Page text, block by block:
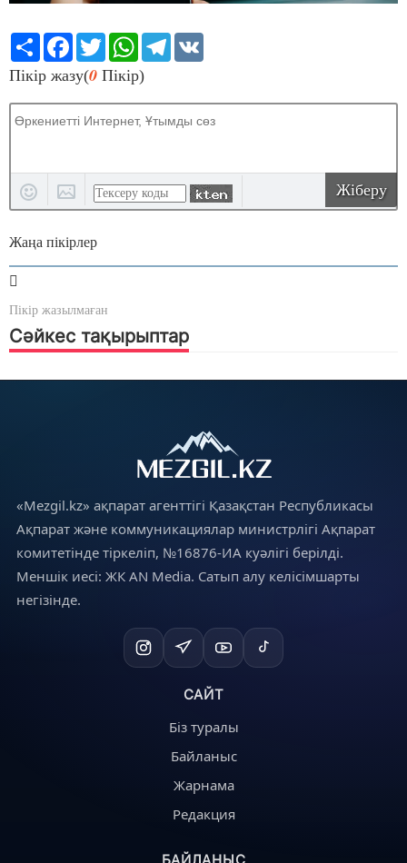
Share Facebook
TwitterWhatsApp
Telegram
Пікір жазу(0 Пікір)
Жіберу
Жаңа пікірлер
Пікір жазылмаған
Сәйкес тақырыптар
«Mezgil.kz» ақпарат агенттігі Қазақстан Республикасы
Ақпарат және коммуникациялар министрлігі Ақпарат
комитетінде тіркеліп, №16876-ИА куәлігі берілді.
Меншік иесі: ЖК AN Media. Сатып алу келісімшарты
негізінде.
САЙТ
Біз туралы
Байланыс
Жарнама
Редакция